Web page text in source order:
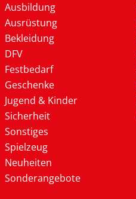
Ausbildung
Ausrüstung
Bekleidung
DFV
Festbedarf
Geschenke
Jugend & Kinder
Sicherheit
Sonstiges
Spielzeug
Neuheiten
Sonderangebote